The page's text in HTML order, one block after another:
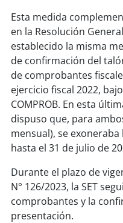
Esta medida
en la Resolución
establecido la misma
de confirmación del
de comprobantes
ejercicio fiscal 2022,
COMPROB. En esta
dispuso que, para
mensual), se
hasta el 31 de julio de
Durante el plazo de
N° 126/2023, la SET
comprobantes y la
presentación.